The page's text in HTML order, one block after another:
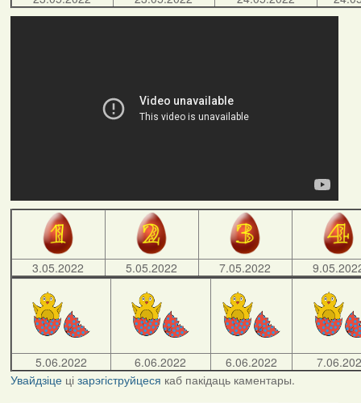
3.05.2022 5.05.2022 7.05.2022
5.06.2022 6.06.2022 6.06.2022
Увайдзіцеці зарэгіструйцеся каб пакідаць каментары.